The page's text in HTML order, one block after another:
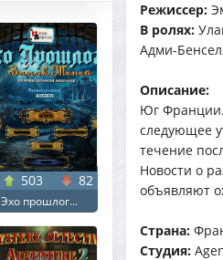
503 82
Эхо прошлог...
Режиссер:
В ролях:
Адми-
Описание:
Юг Франции.
следующее
течение
Новости о
объявляют
Страна:
Студия: